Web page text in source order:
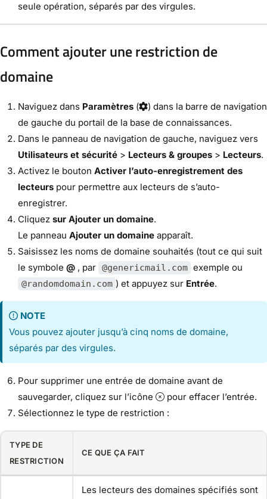
seule opération, séparés par des virgules.
Comment ajouter une restriction de
domaine
Naviguez dans Paramètres (
) dans la barre de navigation
de gauche du portail de la base de connaissances.
Dans le panneau de navigation de gauche, naviguez vers
Utilisateurs et sécurité > Lecteurs & groupes > Lecteurs.
Activez le bouton Activer l’auto-enregistrement des
lecteurs pour permettre aux lecteurs de s’auto-
enregistrer.
Cliquez sur Ajouter un domaine.
Le panneau Ajouter un domaine apparaît.
Saisissez les noms de domaine souhaités (tout ce qui suit
le symbole @ , par @genericmail.com exemple ou
@randomdomain.com ) et appuyez sur Entrée.
NOTE
Vous pouvez ajouter jusqu’à cinq noms de domaine,
séparés par des virgules.
Pour supprimer une entrée de domaine avant de
sauvegarder, cliquez sur l’icône
pour effacer l’entrée.
Sélectionnez le type de restriction :
TYPE DE
RESTRICTION
CE QUE ÇA FAIT
Les lecteurs des domaines spécifiés sont